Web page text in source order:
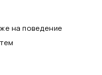
на поведение